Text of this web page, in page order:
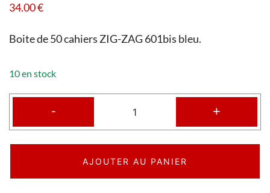
34.00€
Boite de 50 cahiers ZIG-ZAG 601bis bleu.
10 en stock
- +
AJOUTER AU PANIER